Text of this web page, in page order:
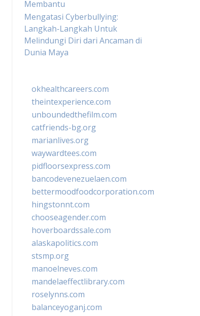
Membantu
Mengatasi Cyberbullying:
Langkah-Langkah Untuk
Melindungi Diri dari Ancaman di
Dunia Maya
okhealthcareers.com
theintexperience.com
unboundedthefilm.com
catfriends-bg.org
marianlives.org
waywardtees.com
pidfloorsexpress.com
bancodevenezuelaen.com
bettermoodfoodcorporation.com
hingstonnt.com
chooseagender.com
hoverboardssale.com
alaskapolitics.com
stsmp.org
manoelneves.com
mandelaeffectlibrary.com
roselynns.com
balanceyoganj.com